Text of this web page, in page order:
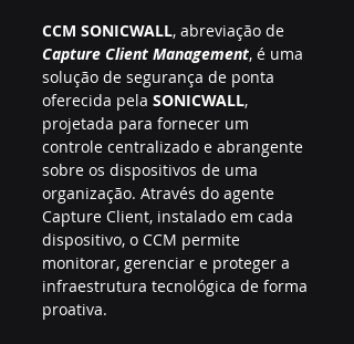
CCM SONICWALL, abreviação de
Capture Client Management, é uma
solução de segurança de ponta
oferecida pela SONICWALL,
projetada para fornecer um
controle centralizado e abrangente
sobre os dispositivos de uma
organização. Através do agente
Capture Client, instalado em cada
dispositivo, o CCM permite
monitorar, gerenciar e proteger a
infraestrutura tecnológica de forma
proativa.